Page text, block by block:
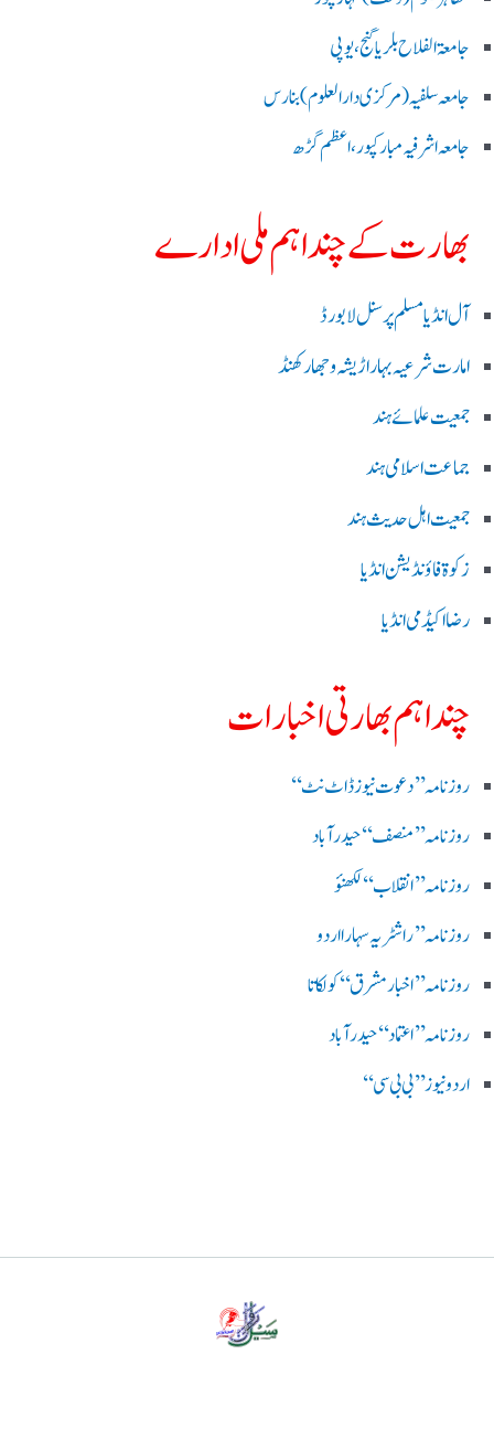
جامعۃ الفلاح بلریاگنج،یوپی
جامعہ سلفیہ(مرکزی دارالعلوم )بنارس
جامعہ اشرفیہ مبارکپور،اعظم گڑھ
بھارت کے چند اہم ملی ادارے
آل انڈیا مسلم پرسنل لا بورڈ
امارت شرعیہ بہار اڑیشہ و جھارکھنڈ
جمعیت علمائے ہند
جماعت اسلامی ہند
جمعیت اہل حدیث ہند
زکوۃ فاؤنڈیشن انڈیا
رضا اکیڈمی انڈیا
چند اہم بھارتی اخبارات
روز نامہ ’’ دعوت نیوز ڈاٹ نٹ‘‘
روزنامہ ’’ منصف‘‘ حیدر آباد
روزنامہ ’’ انقلاب‘‘ لکھنؤ
روز نامہ ’’راشٹریہ سہارا اردو
روزنامہ ’’اخبارمشرق‘‘ کولکاتا
روزنامہ ’’اعتماد‘‘ حیدرآباد
اردو نیوز ’’بی بی سی‘‘